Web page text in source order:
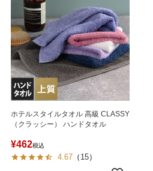
ホテルスタイルタオル 高級 CLASSY
（クラッシー） ハンドタオル
¥462税込
4.67 （ 15）